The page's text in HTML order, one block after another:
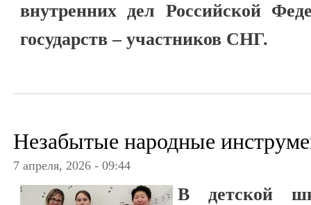
внутренних дел Российской
государств – участников СНГ.
Незабытые народные
7 апреля, 2026 - 09:44
В детской